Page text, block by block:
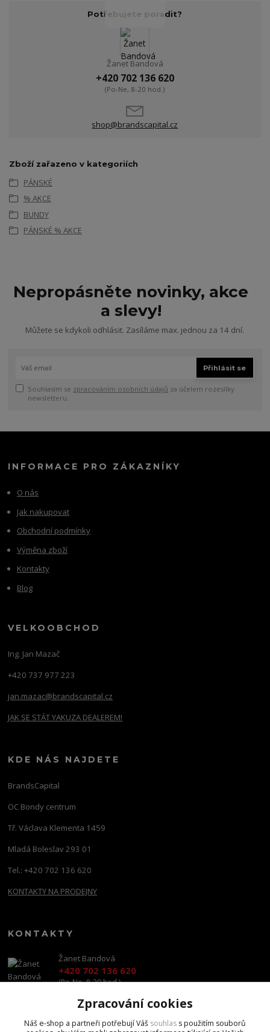
Potřebujete poradit?
Žanet Bandová
+420 702 136 620
(Po-Ne, 8-20 hod.)
shop@brandscapital.cz
Zboží zařazeno v kategoriích
PÁNSKÉ
% AKCE
BUNDY
PÁNSKÉ % AKCE
Nepropásněte novinky, akce
a slevy!
Můžete se kdykoli odhlásit. Zasíláme max. jednou za 14 dní.
Přihlásit se
Souhlasím se zpracováním osobních údajů za účelem rozesílky
newsletteru.
INFORMACE PRO ZÁKAZNÍKY
O nás
Jak nakupovat
Obchodní podmínky
Výměna zboží
Kontakty
Blog
VELKOOBCHOD
Ing. Jan Mazač
+420 737 977 223
jan.mazac@brandscapital.cz
JAK SE STÁT YAKUZA DEALEREM!
KDE NÁS NAJDETE
BrandsCapital
OC Bondy centrum
Tř. Václava Klementa 1459
Mladá Boleslav 293 01
Tel.: +420 702 136 620
KONTAKTY NA PRODEJNY
KONTAKTY
Žanet Bandová
+420 702 136 620
(Po-Ne, 8-20 hod.)
shop@brandscapital.cz
Zpracování cookies
Náš e-shop a partneři potřebují Váš souhlas s použitím souborů